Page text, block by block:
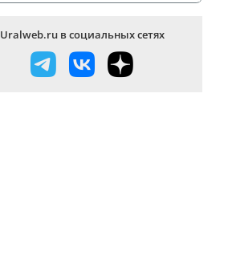
Uralweb.ru в социальных сетях